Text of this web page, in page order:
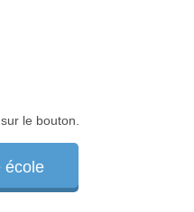
le bouton.
école